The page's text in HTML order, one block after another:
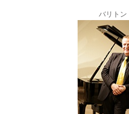
バリトン